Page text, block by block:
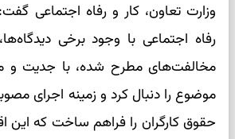
وزارت تعاون، کار و رفاه اجتماعی
رفاه اجتماعی با وجود برخی
مخالفت‌های مطرح‌ شده، با جدیت و
موضوع را دنبال کرد و زمینه اجرای
حقوق کارگران را فراهم ساخت که این